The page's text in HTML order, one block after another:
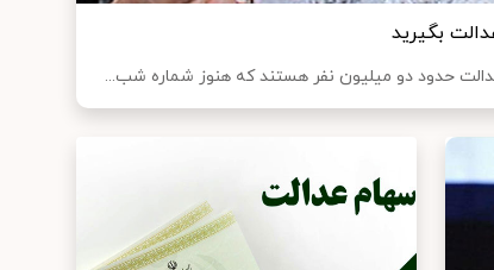
بگیرید
حدود دو میلیون نفر هستند که هنوز شماره شب...